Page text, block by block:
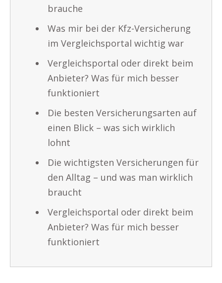
brauche
Was mir bei der Kfz-Versicherung
im Vergleichsportal wichtig war
Vergleichsportal oder direkt beim
Anbieter? Was für mich besser
funktioniert
Die besten Versicherungsarten auf
einen Blick – was sich wirklich
lohnt
Die wichtigsten Versicherungen für
den Alltag – und was man wirklich
braucht
Vergleichsportal oder direkt beim
Anbieter? Was für mich besser
funktioniert